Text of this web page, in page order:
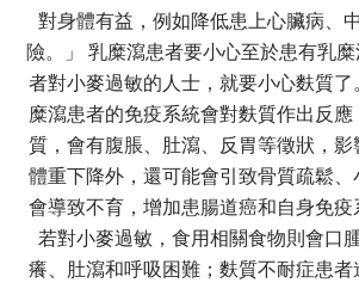
對身體有益，例如降低患上心臟病、
險。」 乳糜瀉患者要小心至於患有乳
者對小麥過敏的人士，就要小心麩質
糜瀉患者的免疫系統會對麩質作出反
質，會有腹脹、肚瀉、反胃等徵狀，
體重下降外，還可能會引致骨質疏鬆
會導致不育，增加患腸道癌和自身免疫
若對小麥過敏，食用相關食物則會口
癢、肚瀉和呼吸困難；麩質不耐症患者